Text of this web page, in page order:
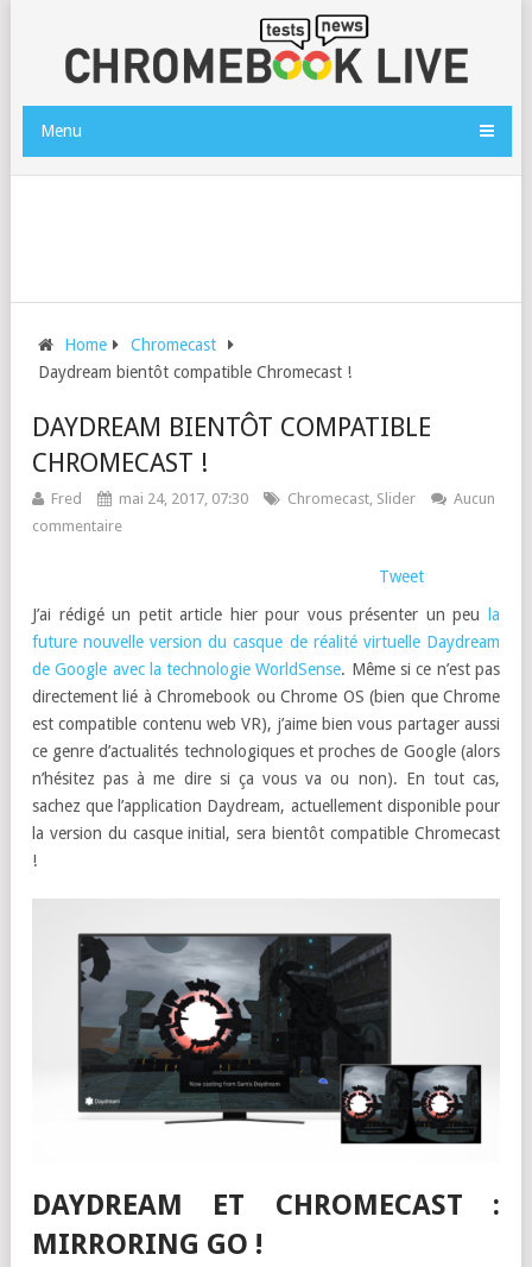
Menu
Home
Chromecast
Daydream bientôt compatible Chromecast !
DAYDREAM BIENTÔT COMPATIBLE
CHROMECAST !
Fred mai 24, 2017, 07:30 Chromecast, Slider
Aucun
commentaire
Tweet
J’ai rédigé un petit article hier pour vous présenter un peu
la
future nouvelle version du casque de réalité virtuelle Daydream
de Google avec la technologie WorldSense. Même si ce n’est pas
directement lié à Chromebook ou Chrome OS (bien que Chrome
est compatible contenu web VR), j’aime bien vous partager aussi
ce genre d’actualités technologiques et proches de Google (alors
n’hésitez pas à me dire si ça vous va ou non). En tout cas,
sachez que l’application Daydream, actuellement disponible pour
la version du casque initial, sera bientôt compatible Chromecast
!
DAYDREAM ET CHROMECAST :
MIRRORING GO !